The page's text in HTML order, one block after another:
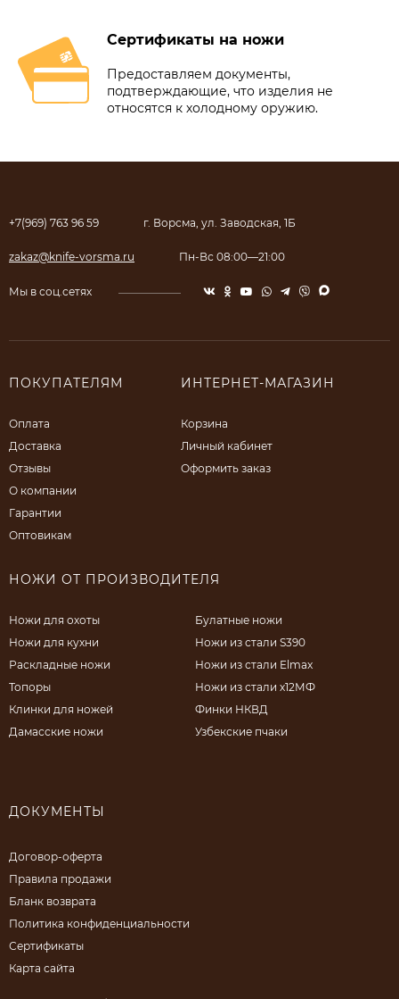
Сертификаты на ножи
Предоставляем документы,
подтверждающие, что изделия не
относятся к холодному оружию.
+7(969) 763 96 59 г. Ворсма, ул. Заводская, 1Б
zakaz@knife-vorsma.ru Пн-Вс 08:00—21:00
Мы в соц.сетях
ПОКУПАТЕЛЯМ
Оплата
Доставка
Отзывы
О компании
Гарантии
Оптовикам
ИНТЕРНЕТ-МАГАЗИН
Корзина
Личный кабинет
Оформить заказ
НОЖИ ОТ ПРОИЗВОДИТЕЛЯ
Ножи для охоты
Ножи для кухни
Раскладные ножи
Топоры
Клинки для ножей
Дамасские ножи
Булатные ножи
Ножи из стали S390
Ножи из стали Elmax
Ножи из стали х12МФ
Финки НКВД
Узбекские пчаки
ДОКУМЕНТЫ
Договор-оферта
Правила продажи
Бланк возврата
Политика конфиденциальности
Сертификаты
Карта сайта